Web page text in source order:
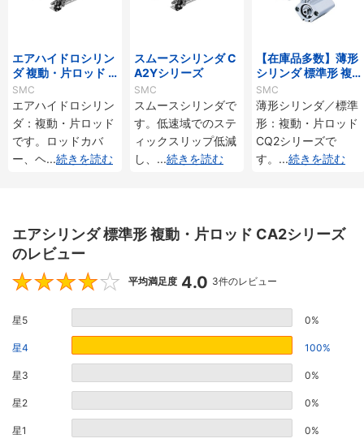
エアハイドロシリン
ダ 複動・片ロッド C
A2□Hシリーズ
SMC
エアハイドロシリン
ダ：複動・片ロッド
です。ロッドカバ
ー、ヘ...続きを読む
スムースシリンダ C
A2Yシリーズ
SMC
スムースシリンダで
す。低速域でのステ
ィックスリップ低減
し、 ...続きを読む
【在庫品多数】薄形
シリンダ 標準形 複
動・片ロッド CQ2
シリーズ
SMC
薄形シリンダ／標準
形：複動・片ロッド
CQ2シリーズで
す。 ...続きを読む
エアシリンダ 標準形 複動・片ロッド CA2シリーズ
のレビュー
4
平均満足度 4.0 3件のレビュー
星5 0%
星4 100%
星3 0%
星2 0%
星1 0%